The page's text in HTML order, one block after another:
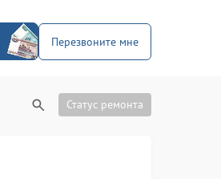
Перезвоните мне
Статус ремонта